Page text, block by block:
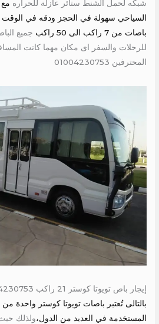
شبكه لحمل الشنط ستائر عازلة للحراره مع
السياحي سهولة في الحجز ودقه في الوقت
باصات من 7 راكب الى 50 راكب
جميع
للرحلات والسفر اى مكان مهما كانت
المحترفين 01004230753
إيجار باص تويوتا كوستر 21 راكب 01004230753
بالتالى تُعتبر باصات تويوتا كوستر واحدة
المستخدمة في العديد من الدول،ولذلك حيث